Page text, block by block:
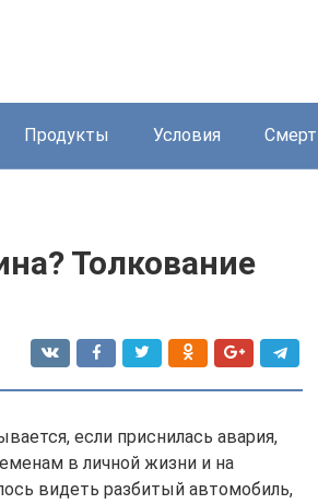
Продукты Условия
Толкование
если приснилась авария,
в личной жизни и на
видеть разбитый автомобиль,